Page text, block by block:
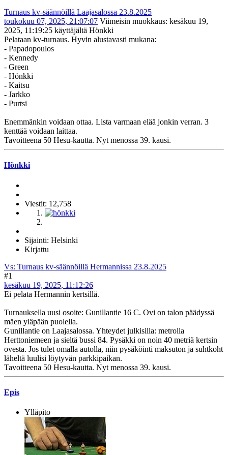
Turnaus kv-säännöillä Laajasalossa 23.8.2025
toukokuu 07, 2025, 21:07:07 Viimeisin muokkaus: kesäkuu 19,
2025, 11:19:25 käyttäjältä Hönkki
Pelataan kv-turnaus. Hyvin alustavasti mukana:
- Papadopoulos
- Kennedy
- Green
- Hönkki
- Kaitsu
- Jarkko
- Purtsi
Enemmänkin voidaan ottaa. Lista varmaan elää jonkin verran. 3
kenttää voidaan laittaa.
Tavoitteena 50 Hesu-kautta. Nyt menossa 39. kausi.
Hönkki
Viestit: 12,758
Sijainti: Helsinki
Kirjattu
Vs: Turnaus kv-säännöillä Hermannissa 23.8.2025
#1
kesäkuu 19, 2025, 11:12:26
Ei pelata Hermannin kertsillä.
Turnauksella uusi osoite: Gunillantie 16 C. Ovi on talon päädyssä
mäen yläpään puolella.
Gunillantie on Laajasalossa. Yhteydet julkisilla: metrolla
Herttoniemeen ja sieltä bussi 84. Pysäkki on noin 40 metriä kertsin
ovesta. Jos tulet omalla autolla, niin pysäköinti maksuton ja suhtkoht
läheltä luulisi löytyvän parkkipaikan.
Tavoitteena 50 Hesu-kautta. Nyt menossa 39. kausi.
Epis
Ylläpito